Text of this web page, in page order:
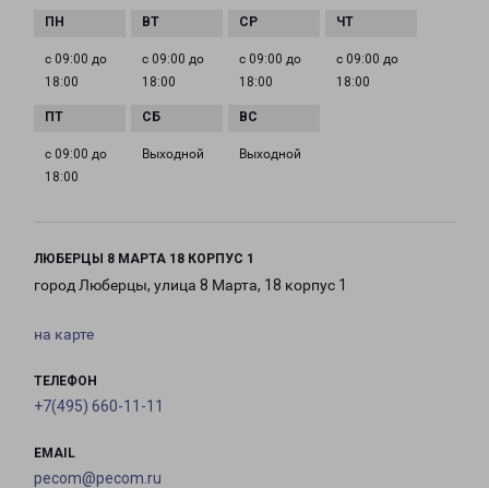
с 09:00 до
18:00
с 09:00 до
18:00
с 09:00 до
18:00
с 09:00 до
18:00
с 09:00 до
18:00
Выходной Выходной
ЛЮБЕРЦЫ 8 МАРТА 18 КОРПУС 1
город Люберцы, улица 8 Марта, 18 корпус 1
на карте
ТЕЛЕФОН
+7(495) 660-11-11
EMAIL
pecom@pecom.ru